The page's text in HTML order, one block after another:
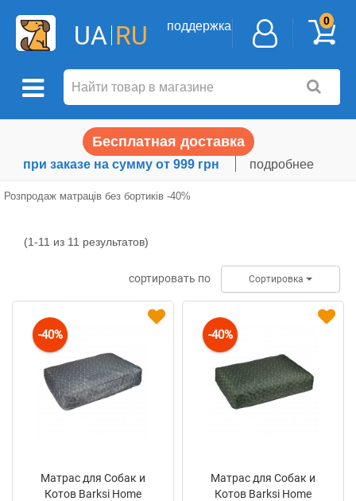
UA RU поддержка 0
Бесплатная доставка
при заказе на сумму от 999 грн подробнее
Розпродаж матраців без бортиків -40%
Розпродаж
бортиків
-40%
(1-11 из 11 результатов)
сортировать по Сортировка
-40%
Матрас для Собак и
Котов Barksi Home
-40%
Матрас для Собак и
Котов Barksi Home